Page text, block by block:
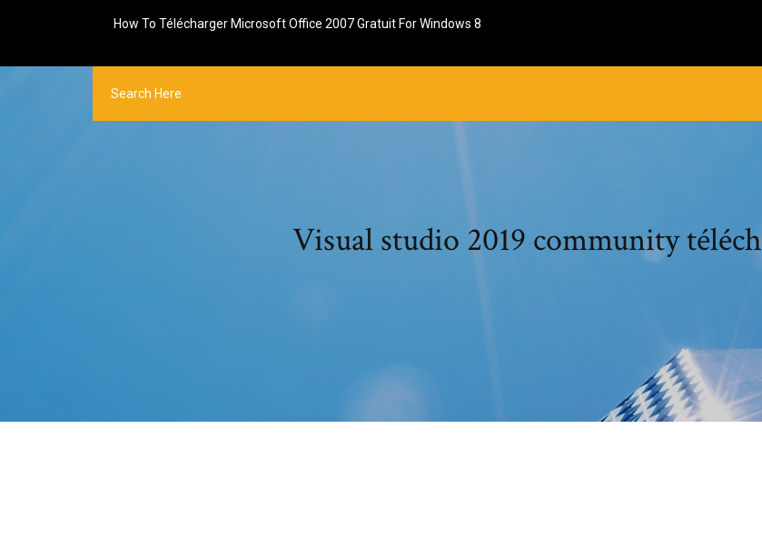
How To Télécharger Microsoft Office 2007 Gratuit For Windows 8
Visual studio 2019 community